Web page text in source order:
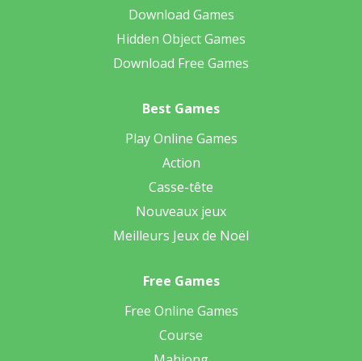
Download Games
Hidden Object Games
Download Free Games
Best Games
Play Online Games
Action
Casse-tête
Nouveaux jeux
Meilleurs Jeux de Noël
Free Games
Free Online Games
Course